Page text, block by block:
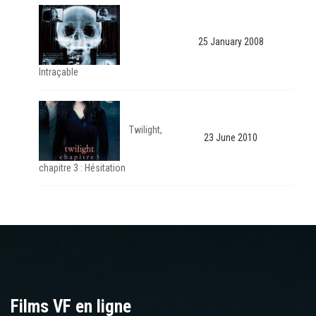
Intraçable
25 January 2008
Twilight,
chapitre 3 : Hésitation
23 June 2010
Films VF en ligne